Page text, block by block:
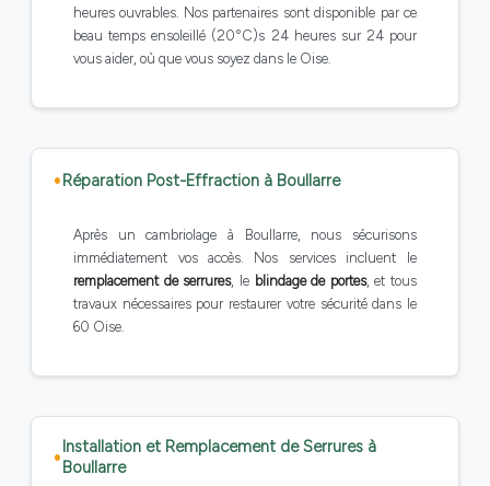
heures ouvrables. Nos partenaires sont disponible par ce
beau temps ensoleillé (20°C)s 24 heures sur 24 pour
vous aider, où que vous soyez dans le Oise.
Réparation Post-Effraction à Boullarre
Après un cambriolage à Boullarre, nous sécurisons
immédiatement vos accès. Nos services incluent le
remplacement de serrures, le blindage de portes, et tous
travaux nécessaires pour restaurer votre sécurité dans le
60 Oise.
Installation et Remplacement de Serrures à
Boullarre